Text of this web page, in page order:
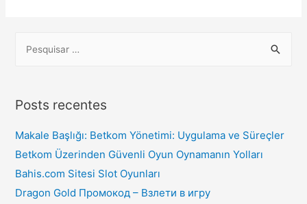
Posts recentes
Makale Başlığı: Betkom Yönetimi: Uygulama ve Süreçler
Betkom Üzerinden Güvenli Oyun Oynamanın Yolları
Bahis.com Sitesi Slot Oyunları
Dragon Gold Промокод – Взлети в игру